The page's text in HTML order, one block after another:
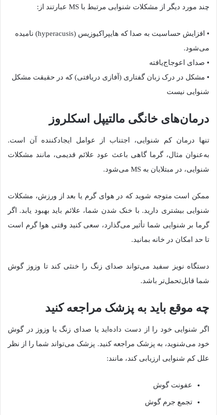
چند مورد دیگر از مشکلات شنوایی مرتبط با MS عبارتند از:
• افزایش حساسیت به صدا که هایپراکیوزیس (hyperacusis) نامیده
می‌شود.
• صدای اعوجاج‌یافته
• مشکل در درک زبان گفتاری (آفازی دریافتی) که در حقیقت مشکل
شنوایی نیست
درمان‌های خانگی مالتیپل اسکلروز
تنها درمان کم شنوایی، اجتناب از عوامل ایجادکننده آن است.
به‌عنوان مثال، گرما گاهی باعث عود علائم قدیمی، مانند مشکلات
شنوایی، در مبتلایان به MS می‌شود.
ممکن است متوجه شوید که در هوای گرم یا بعد از ورزش، مشکلات
شنوایی بیشتری دارید. با خنک شدن شما، علائم باید بهبود یابد. اگر
گرما بر شنوایی شما تأثیر می‌گذارد، سعی کنید وقتی هوا گرم است
تا حد امکان در خانه بمانید.
دستگاه نویز سفید می‌تواند صدای زنگ را خنثی کند تا وزوز گوش
شما قابل‌تحمل‌تر باشد.
چه موقع باید به پزشک مراجعه کنید
اگر شنوایی خود را از دست داده‌اید یا صدای زنگ‌ یا وزوز در گوش
خود می‌شنوید، به پزشک مراجعه کنید. پزشک می‌تواند شما را از نظر
علل کم شنوایی ارزیابی کند، مانند:
عفونت گوش
تجمع جرم گوش